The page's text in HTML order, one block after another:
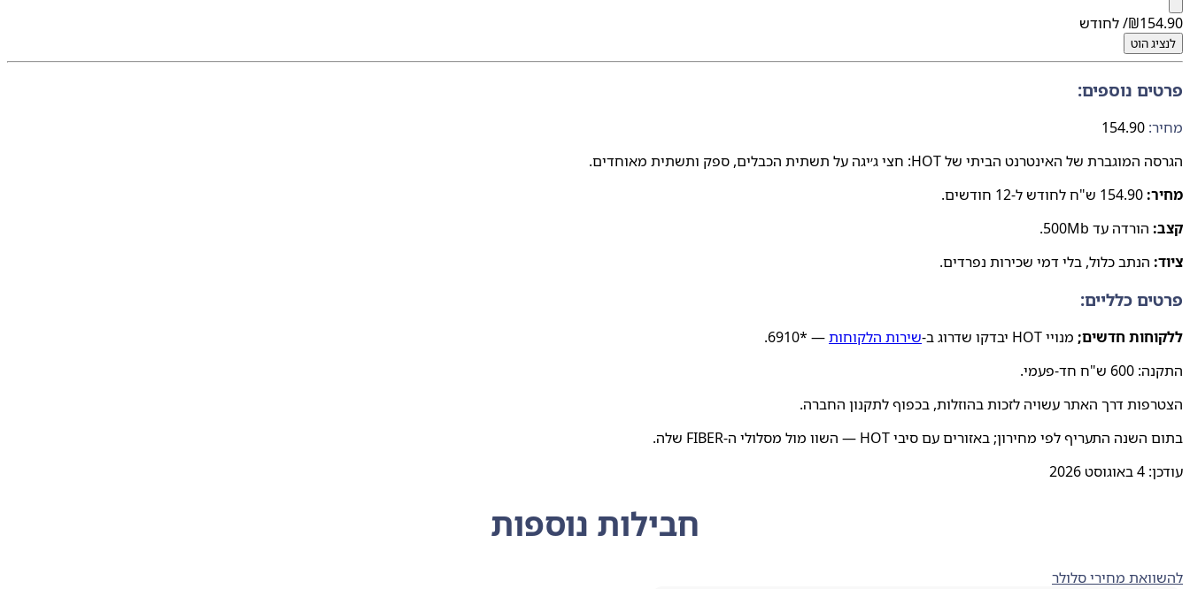
₪154.90 / לחודש
לנציגהוט
פרטים נוספים:
מחיר: 154.90
הגרסה המוגברת של האינטרנט הביתי של HOT: חצי ג׳יגה על תשתית הכבלים, ספק ותשתית מאוחדים.
מחיר:
קצב: הורדה עד 500Mb.
ציוד: הנתב כלול, בלי דמי שכירות נפרדים.
פרטים כלליים:
ללקוחות חדשים; מנויי HOT יבדקו שדרוג ב- שירות הלקוחות— *6910.
התקנה: 600 ש"ח חד-פעמי.
הצטרפות דרך האתר עשויה לזכות בהוזלות, בכפוף לתקנון החברה.
בתום השנה התעריף לפי מחירון; באזורים עם סיבי HOT — השוו מול מסלולי ה-FIBER שלה.
עודכן: 4 באוגוסט 2026
חבילות נוספות
להשוואת מחירי סלולר